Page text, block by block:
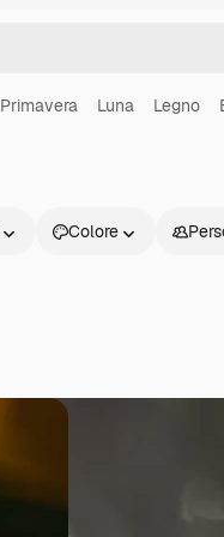
Primavera Luna Legno
Colore